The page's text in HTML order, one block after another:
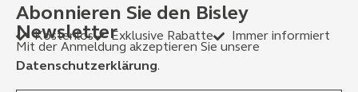
Abonnieren Sie den Bisley
Newsletter
Kostenlos Exklusive Rabatte
Immer informiert
Mit der Anmeldung akzeptieren Sie unsere
Datenschutzerklärung.